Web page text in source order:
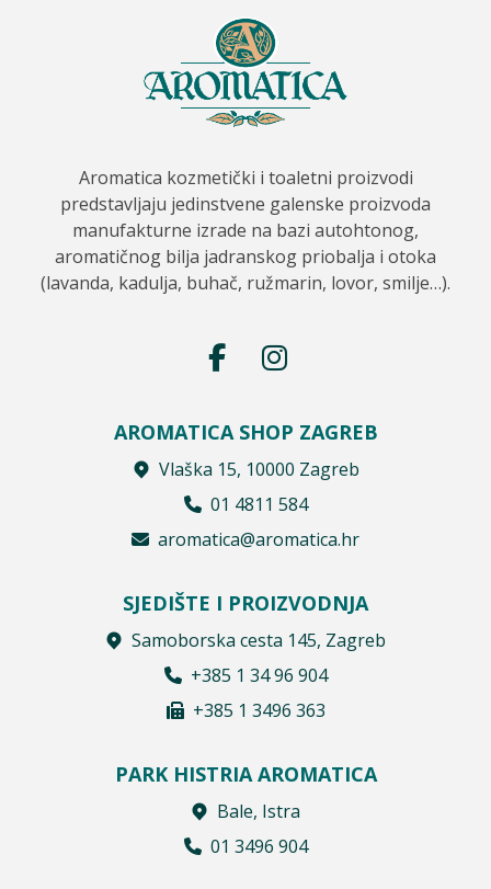
Aromatica kozmetički i toaletni proizvodi
predstavljaju jedinstvene galenske proizvoda
manufakturne izrade na bazi autohtonog,
aromatičnog bilja jadranskog priobalja i otoka
(lavanda, kadulja, buhač, ružmarin, lovor, smilje…).
AROMATICA SHOP ZAGREB
Vlaška 15, 10000 Zagreb
01 4811 584
aromatica@aromatica.hr
SJEDIŠTE I PROIZVODNJA
Samoborska cesta 145, Zagreb
+385 1 34 96 904
+385 1 3496 363
PARK HISTRIA AROMATICA
Bale, Istra
01 3496 904